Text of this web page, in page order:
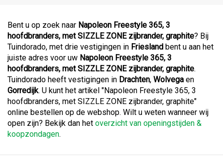
Bent u op zoek naar Napoleon Freestyle 365, 3
hoofdbranders, met SIZZLE ZONE zijbrander, graphite? Bij
Tuindorado, met drie vestigingen in Friesland bent u aan het
juiste adres voor uw Napoleon Freestyle 365, 3
hoofdbranders, met SIZZLE ZONE zijbrander, graphite.
Tuindorado heeft vestigingen in Drachten, Wolvega en
Gorredijk. U kunt het artikel "Napoleon Freestyle 365, 3
hoofdbranders, met SIZZLE ZONE zijbrander, graphite"
online bestellen op de webshop. Wilt u weten wanneer wij
open zijn? Bekijk dan het overzicht van openingstijden &
koopzondagen.